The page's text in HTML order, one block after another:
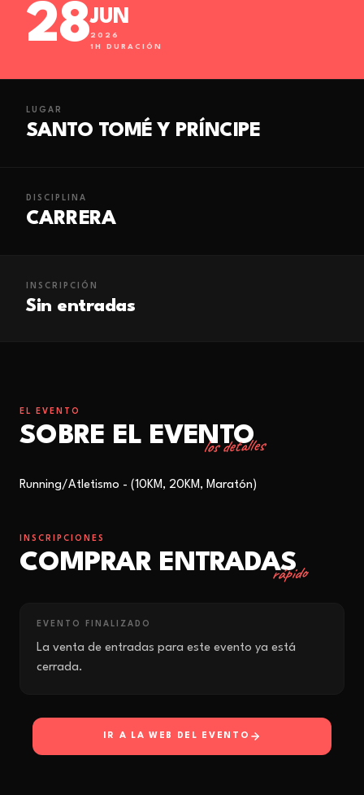
28JUN
2026
1H DURACIÓN
LUGAR
SANTO TOMÉ Y PRÍNCIPE
DISCIPLINA
CARRERA
INSCRIPCIÓN
Sin entradas
EL EVENTO
SOBRE EL EVENTO
los detalles
Running/Atletismo - (10KM, 20KM, Maratón)
INSCRIPCIONES
COMPRAR ENTRADAS
rápido
EVENTO FINALIZADO
La venta de entradas para este evento ya está
cerrada.
IR A LA WEB DEL EVENTO